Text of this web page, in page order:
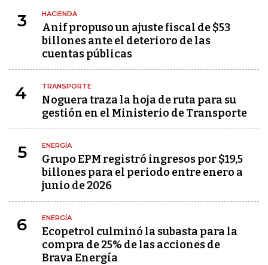
3 HACIENDA
Anif propuso un ajuste fiscal de $53
billones ante el deterioro de las
cuentas públicas
4 TRANSPORTE
Noguera traza la hoja de ruta para su
gestión en el Ministerio de Transporte
5 ENERGÍA
Grupo EPM registró ingresos por $19,5
billones para el periodo entre enero a
junio de 2026
6 ENERGÍA
Ecopetrol culminó la subasta para la
compra de 25% de las acciones de
Brava Energía